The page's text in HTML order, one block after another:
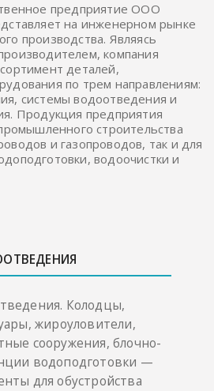
предприятие ООО
на инженерном рынке
производства. Являясь
компания
деталей,
по трем направлениям:
системы водоотведения и
Продукция предприятия
строительства
и газопроводов, так и для
водоочистки и
Колодцы,
жироуловители,
сооружения, блочно-
водоподготовки —
для обустройства